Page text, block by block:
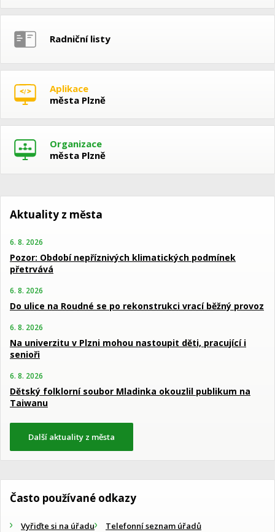
Radniční listy
Aplikace
města Plzně
Organizace
města Plzně
Aktuality z města
6. 8. 2026
Pozor: Období nepříznivých klimatických podmínek
přetrvává
6. 8. 2026
Do ulice na Roudné se po rekonstrukci vrací běžný provoz
6. 8. 2026
Na univerzitu v Plzni mohou nastoupit děti, pracující i
senioři
6. 8. 2026
Dětský folklorní soubor Mladinka okouzlil publikum na
Taiwanu
Další aktuality z města
Často používané odkazy
Vyřiďte si na úřadu
Telefonní seznam úřadů